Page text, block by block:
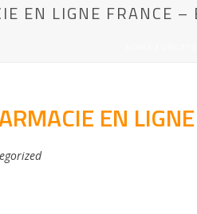
EN LIGNE FRANCE
EN